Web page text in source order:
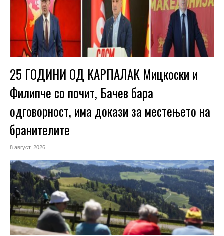
25 ГОДИНИ ОД КАРПАЛАК Мицкоски и
Филипче со почит, Бачев бара
одговорност, има докази за местењето на
бранителите
8 август, 2026